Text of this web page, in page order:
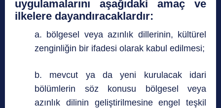
uygulamalarını aşağıdaki amaç ve
ilkelere dayandıracaklardır:
a. bölgesel veya azınlık dillerinin, kültürel
zenginliğin bir ifadesi olarak kabul edilmesi;
b. mevcut ya da yeni kurulacak idari
bölümlerin söz konusu bölgesel veya
azınlık dilinin geliştirilmesine engel teşkil